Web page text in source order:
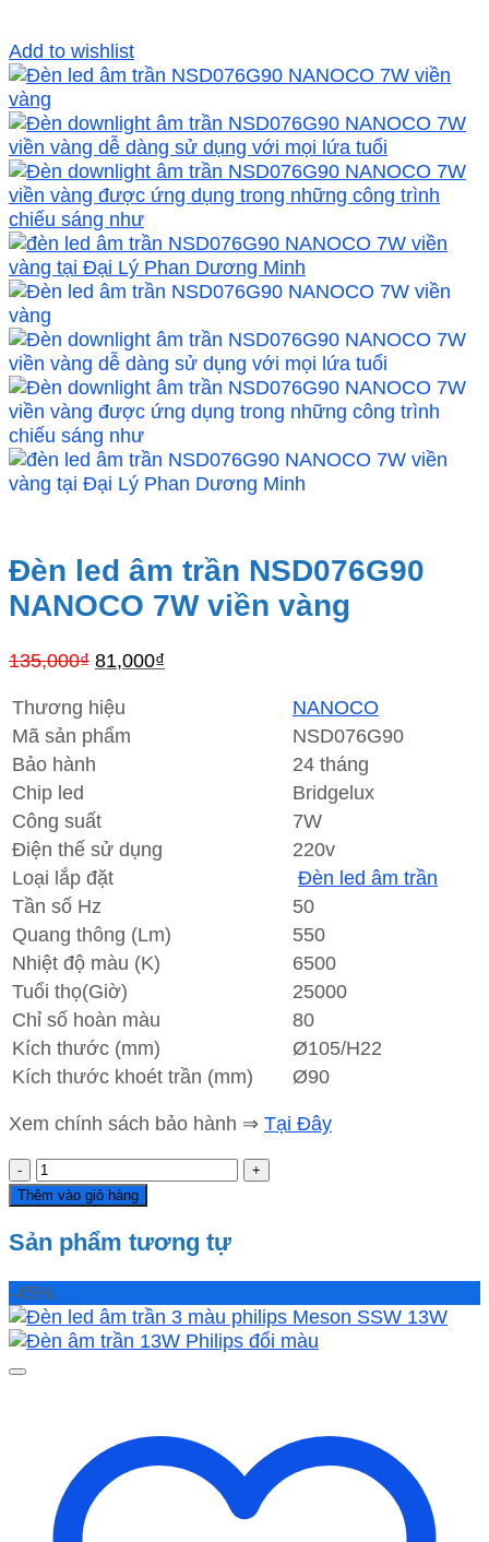
Add to wishlist
Đèn led âm trần NSD076G90
NANOCO 7W viền vàng
135,000₫ Giá
là:
135,000₫.
81,000₫
Thương hiệu
NANOCO
Mã sản phẩm
NSD076G90
Bảo hành
24 tháng
Chip led
Bridgelux
Công suất
7W
Điện thế sử dụng
220v
Loại lắp đặt
Đèn led âm trần
Tần số Hz
50
Quang thông (Lm)
550
Nhiệt độ màu (K)
6500
Tuổi thọ(Giờ)
25000
Chỉ số hoàn màu
80
Kích thước (mm)
Ø105/H22
Kích thước khoét trần (mm)
Ø90
Xem chính sách bảo hành ⇒ Tại Đây
Đèn
led
âm
trần
NSD076G90
NANOCO
7W
viền
Thêm vào giỏ hàng
Sản phẩm tương tự
-45%